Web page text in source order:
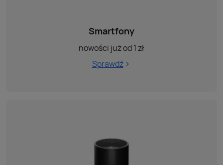
Smartfony
nowości już od 1 zł
Sprawdź